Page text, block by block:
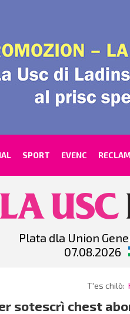
SPORT EVENC
Plata dla Union
07.08.2026
T'es chilò:
sotescrì chest